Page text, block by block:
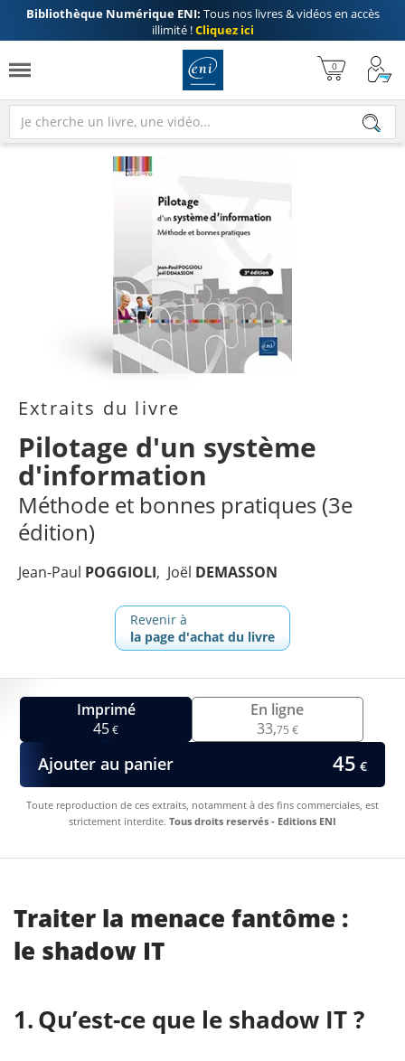
Bibliothèque Numérique ENI: Tous nos livres & vidéos en accès
illimité !Cliquez ici
Extraits du livre
Pilotage d'un système
d'information
Méthode et bonnes pratiques (3e
édition)
Jean-Paul POGGIOLI Joël DEMASSON
Revenir à
la page d'achat du livre
Imprimé
45€
En ligne
33,75 €
Ajouter au panier 45 €
Toute reproduction de ces extraits, notamment à des fins commerciales, est
strictement interdite. Tous droits reservés - Editions ENI
Traiter la menace fantôme :
le shadow IT
Qu’est-ce que le shadow IT ?